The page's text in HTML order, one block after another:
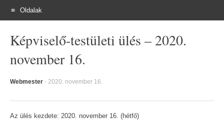
Oldalak
content
Képviselő-testületi ülés – 2020.
november 16.
Webmester - 2020. november 16.
Az ülés kezdete: 2020. november 16. (hétfő)